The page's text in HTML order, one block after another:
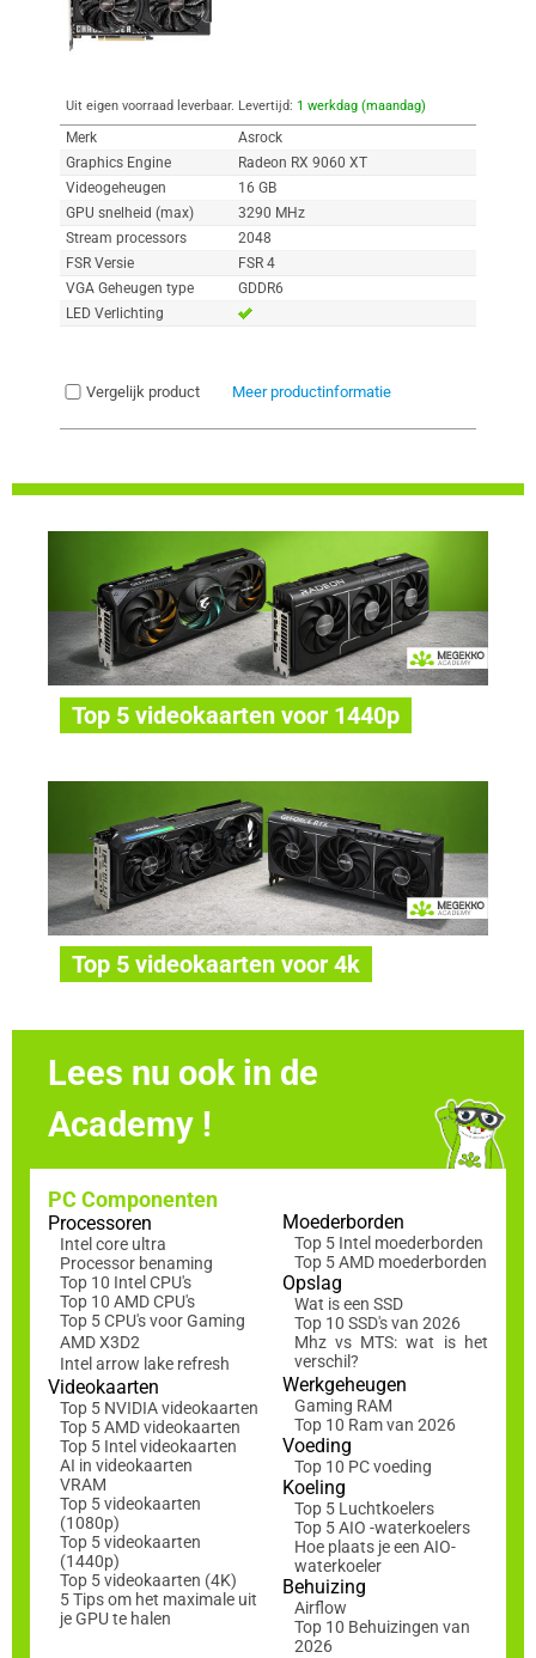
Uit eigen voorraad leverbaar. Levertijd: 1 werkdag (maandag)
Merk
Asrock
Graphics Engine
Radeon RX 9060 XT
Videogeheugen
16 GB
GPU snelheid (max)
3290 MHz
Stream processors
2048
FSR Versie
FSR 4
VGA Geheugen type
GDDR6
LED Verlichting
Vergelijk product Meer productinformatie
Top 5 videokaarten voor 1440p
Top 5 videokaarten voor 4k
Lees nu ook in de
Academy !
PC Componenten
Processoren
Intel core ultra
Processor benaming
Top 10 Intel CPU's
Top 10 AMD CPU's
Top 5 CPU's voor Gaming
AMD X3D2
Intel arrow lake refresh
Videokaarten
Top 5 NVIDIA videokaarten
Top 5 AMD videokaarten
Top 5 Intel videokaarten
AI in videokaarten
VRAM
Top 5 videokaarten
(1080p)
Top 5 videokaarten
(1440p)
Top 5 videokaarten (4K)
5 Tips om het maximale uit
je GPU te halen
Moederborden
Top 5 Intel moederborden
Top 5 AMD moederborden
Opslag
Wat is een SSD
Top 10 SSD's van 2026
Mhz vs MTS: wat is het
verschil?
Werkgeheugen
Gaming RAM
Top 10 Ram van 2026
Voeding
Top 10 PC voeding
Koeling
Top 5 Luchtkoelers
Top 5 AIO -waterkoelers
Hoe plaats je een AIO-
waterkoeler
Behuizing
Airflow
Top 10 Behuizingen van
2026